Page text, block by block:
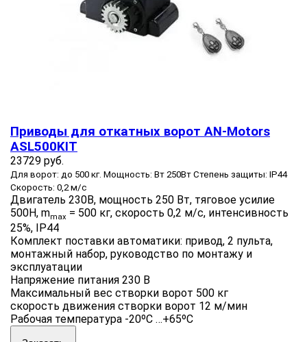
Приводы для откатных ворот AN-Motors
ASL500KIT
23729 руб.
Для ворот: до 500 кг. Мощность: Вт 250Вт Степень защиты: IP44
Скорость: 0,2 м/с
Двигатель 230В, мощность 250 Вт, тяговое усилие
500Н, mmax = 500 кг, скорость 0,2 м/с, интенсивность
25%, IP44
Комплект поставки автоматики: привод, 2 пульта,
монтажный набор, руководство по монтажу и
эксплуатации
Напряжение питания 230 B
Максимальный вес створки ворот 500 кг
скорость движения створки ворот 12 м/мин
Рабочая температура -20ºС …+65ºС